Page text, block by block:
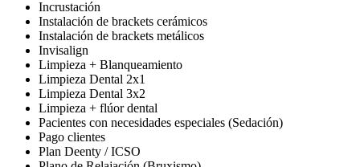
Incrustación
Instalación de brackets cerámicos
Instalación de brackets metálicos
Invisalign
Limpieza + Blanqueamiento
Limpieza Dental 2x1
Limpieza Dental 3x2
Limpieza + flúor dental
Pacientes con necesidades especiales (Sedación)
Pago clientes
Plan Deenty / ICSO